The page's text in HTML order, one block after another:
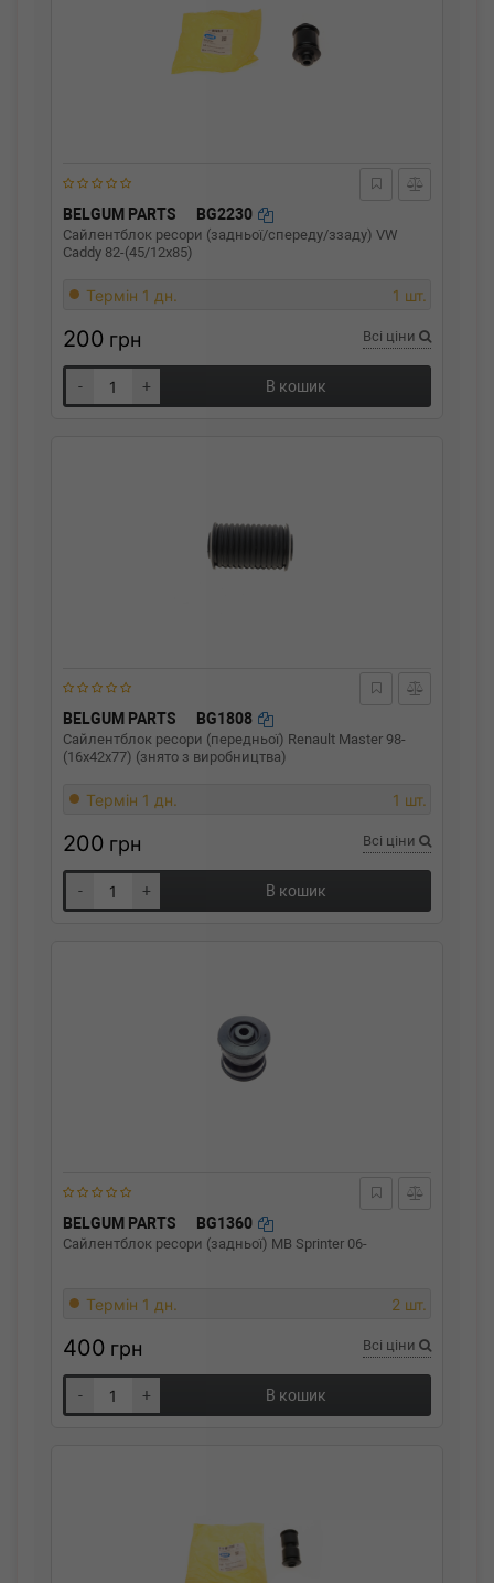
BELGUM PARTS BG2230
Сайлентблок ресори (задньої/спереду/ззаду) VW
Caddy 82-(45/12x85)
Термін 1 дн. 1 шт.
200 грн Всі ціни
- + В кошик
BELGUM PARTS BG1808
Сайлентблок ресори (передньої) Renault Master 98-
(16x42x77) (знято з виробництва)
Термін 1 дн. 1 шт.
200 грн Всі ціни
- + В кошик
BELGUM PARTS BG1360
Сайлентблок ресори (задньої) MB Sprinter 06-
Термін 1 дн. 2 шт.
400 грн Всі ціни
- + В кошик